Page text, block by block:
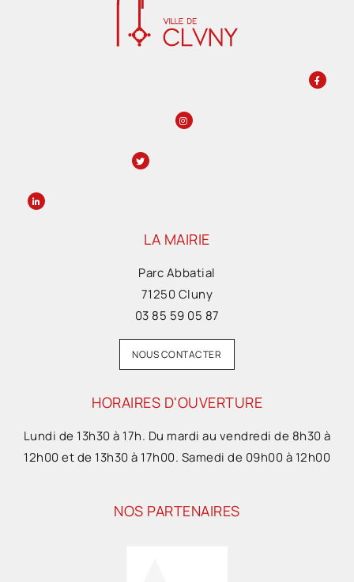
LA MAIRIE
Parc Abbatial
71250 Cluny
03 85 59 05 87
NOUS CONTACTER
HORAIRES D'OUVERTURE
Lundi de 13h30 à 17h. Du mardi au vendredi de 8h30 à
12h00 et de 13h30 à 17h00. Samedi de 09h00 à 12h00
NOS PARTENAIRES